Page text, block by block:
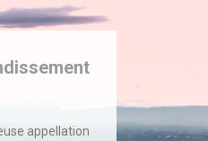
appellation